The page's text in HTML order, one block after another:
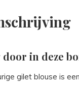
in deze
gilet blouse is